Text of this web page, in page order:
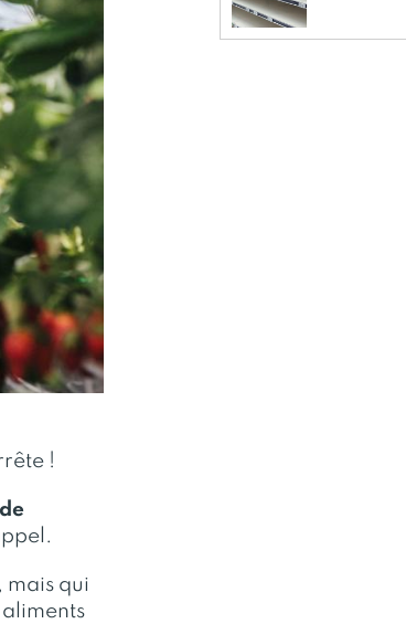
!
mais qui
aliments